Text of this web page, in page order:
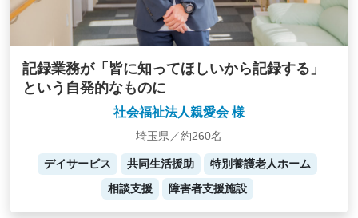
記録業務が「皆に知ってほしいから記録する」
という自発的なものに
社会福祉法人親愛会 様
埼玉県／約260名
デイサービス 共同生活援助
特別養護老人ホーム
相談支援
障害者支援施設